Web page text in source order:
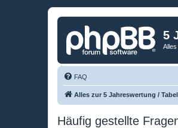
5
FAQ
Alles zur 5 Jahreswertung /
Häufig gestellte